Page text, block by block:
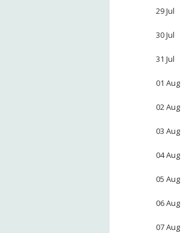
29 Jul
30 Jul
31 Jul
01 Aug
02 Aug
03 Aug
04 Aug
05 Aug
06 Aug
07 Aug